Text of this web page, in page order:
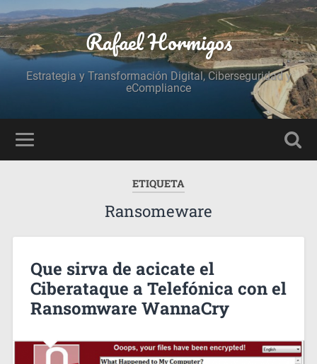
Rafael Hormigos
Estrategia y Transformación Digital, Ciberseguridad y
eCompliance
ETIQUETA
Ransomeware
Que sirva de acicate el
Ciberataque a Telefónica con el
Ransomware WannaCry